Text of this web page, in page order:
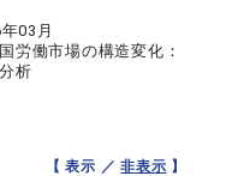
03月
労働市場の構造変化：
析
【 表示 ／非表示 】